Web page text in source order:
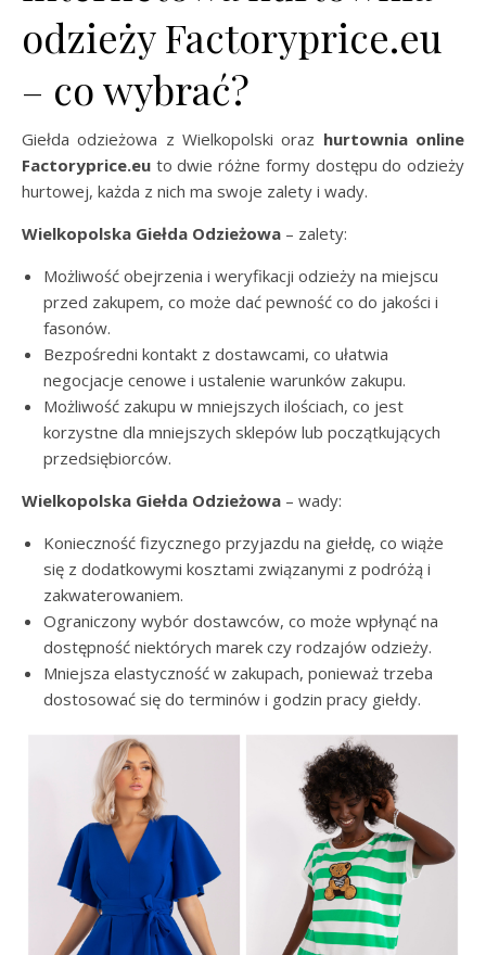
odzieży Factoryprice.eu
– co wybrać?
Giełda odzieżowa z Wielkopolski oraz hurtownia online
Factoryprice.eu to dwie różne formy dostępu do odzieży
hurtowej, każda z nich ma swoje zalety i wady.
Wielkopolska Giełda Odzieżowa – zalety:
Możliwość obejrzenia i weryfikacji odzieży na miejscu
przed zakupem, co może dać pewność co do jakości i
fasonów.
Bezpośredni kontakt z dostawcami, co ułatwia
negocjacje cenowe i ustalenie warunków zakupu.
Możliwość zakupu w mniejszych ilościach, co jest
korzystne dla mniejszych sklepów lub początkujących
przedsiębiorców.
Wielkopolska Giełda Odzieżowa – wady:
Konieczność fizycznego przyjazdu na giełdę, co wiąże
się z dodatkowymi kosztami związanymi z podróżą i
zakwaterowaniem.
Ograniczony wybór dostawców, co może wpłynąć na
dostępność niektórych marek czy rodzajów odzieży.
Mniejsza elastyczność w zakupach, ponieważ trzeba
dostosować się do terminów i godzin pracy giełdy.